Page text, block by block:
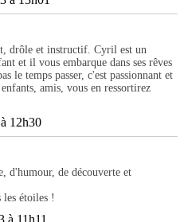
drôle et instructif. Cyril est un
et il vous embarque dans ses rêves
le temps passer, c'est passionnant et
amis, vous en ressortirez
12h30
d'humour, de découverte et
les étoiles !